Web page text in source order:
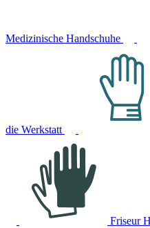
Medizinische Handschuhe
die Werkstatt
Friseur